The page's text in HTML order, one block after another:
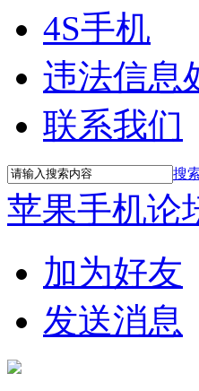
4S手机
违法信息
联系我们
搜
苹果手机论
加为好友
发送消息